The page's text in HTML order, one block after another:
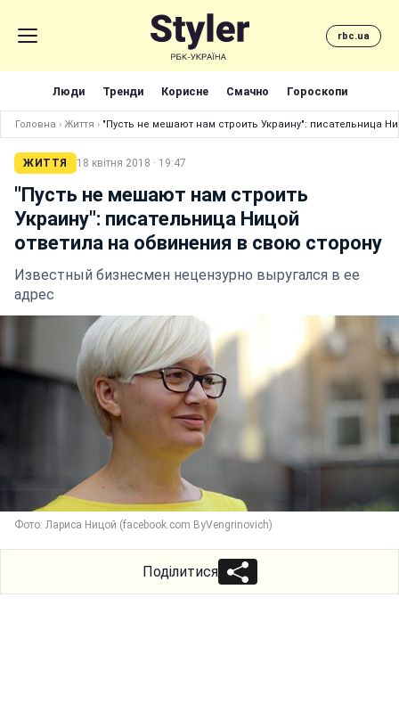
rbc.ua
Люди Тренди Корисне Смачно Гороскопи
Головна › Життя › "Пусть не мешают нам строить Украину": писательница
ЖИТТЯ 18 квітня 2018 · 19:47
"Пусть не мешают нам строить
Украину": писательница Ницой
ответила на обвинения в свою сторону
Известный бизнесмен нецензурно выругался в ее
адрес
Фото: Лариса Ницой (facebook.com ByVengrinovich)
Поділитися